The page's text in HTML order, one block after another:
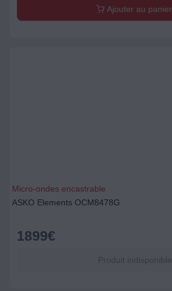
Ajouter au panier
Micro-ondes encastrable
ASKO Elements OCM8478G
1899€
Produit indisponible